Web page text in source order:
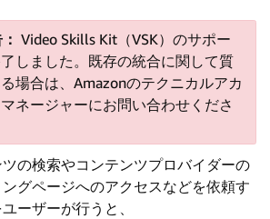
Video Skills Kit（VSK）のサポー
了しました。既存の統合に関して質
場合は、Amazonのテクニカルアカ
ネージャーにお問い合わせくださ
ツの検索やコンテンツプロバイダーの
グページへのアクセスなどを依頼す
ーザーが行うと、